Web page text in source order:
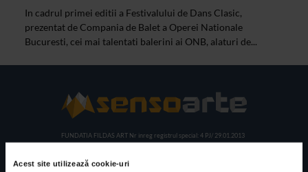
Acest site utilizează cookie-uri
In cadrul primei editii a Festivalului de Dans Clasic,
prezentat de Compania de Balet a Operei Nationale
Bucuresti, cei mai talentati balerini ai ONB, alaturi de...
FUNDATIA FILDAS ART Nr inreg registrul special: 4 PJ/ 29.01.2013
Cod fiscal: 9164384Sediu social: Str. Delfinului, Nr. 6, parter Bl. 42,